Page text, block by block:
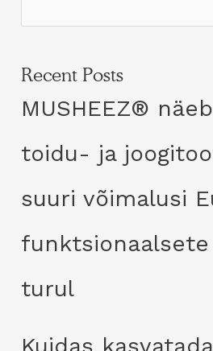
Recent Posts
MUSHEEZ®
toidu- ja
suuri võimalusi
turul